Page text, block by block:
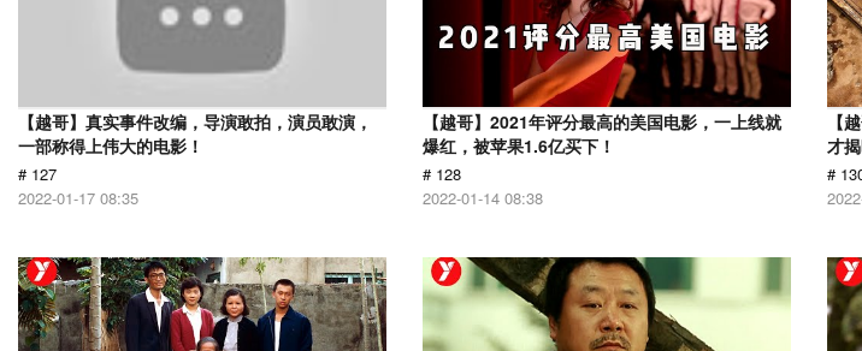
【越哥】真实事件改编，导演敢拍，演员敢演，
一部称得上伟大的电影！
# 127
2022-01-17 08:35
【越哥】2021年评分最高的美国电影，一上线就
爆红，被苹果1.6亿买下！
# 128
2022-01-14 08:38
【
才
#